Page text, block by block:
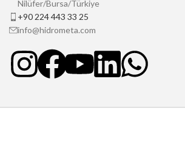
Nilüfer/Bursa/Türkiye
+90 224 443 33 25
info@hidrometa.com